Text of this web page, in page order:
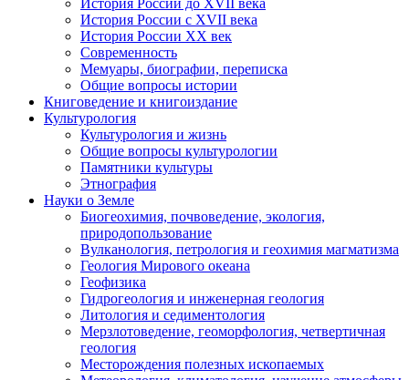
История России до XVII века
История России с XVII века
История России XX век
Современность
Мемуары, биографии, переписка
Общие вопросы истории
Книговедение и книгоиздание
Культурология
Культурология и жизнь
Общие вопросы культурологии
Памятники культуры
Этнография
Науки о Земле
Биогеохимия, почвоведение, экология,
природопользование
Вулканология, петрология и геохимия магматизма
Геология Мирового океана
Геофизика
Гидрогеология и инженерная геология
Литология и седиментология
Мерзлотоведение, геоморфология, четвертичная
геология
Месторождения полезных ископаемых